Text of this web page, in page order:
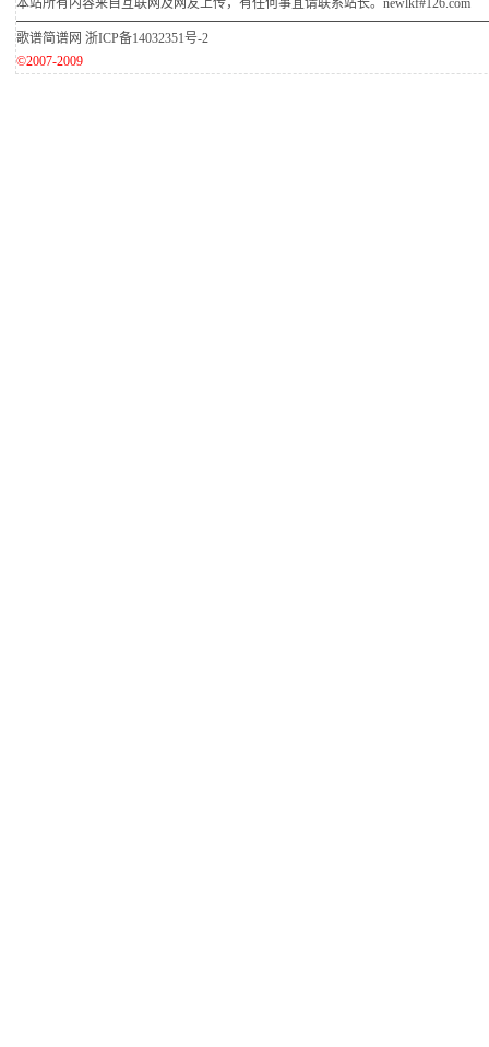
本站所有内容来自互联网及网友上传，有任何事宜请联系站长。newlkf#126.com
歌谱简谱网 浙ICP备14032351号-2
©2007-2009